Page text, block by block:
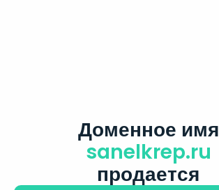
Доменное имя
sanelkrep.ru
продается